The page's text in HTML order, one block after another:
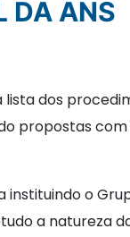
lista dos
propostas
instituindo o
a natureza